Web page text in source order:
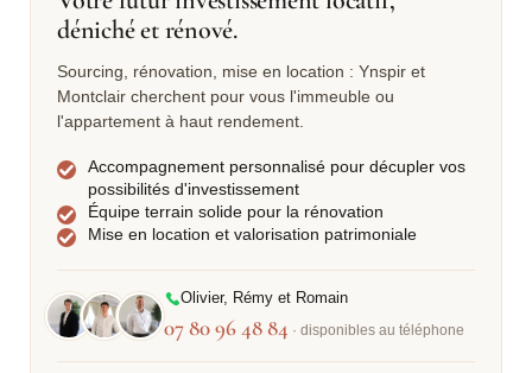
déniché et rénové.
Sourcing, rénovation, mise en location : Ynspir et
Montclair cherchent pour vous l'immeuble ou
l'appartement à haut rendement.
Accompagnement personnalisé pour décupler vos
possibilités d'investissement
Équipe terrain solide pour la rénovation
Mise en location et valorisation patrimoniale
Olivier, Rémy et Romain
07 80 96 48 84 · disponibles au téléphone